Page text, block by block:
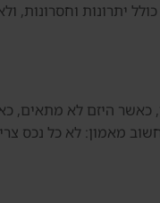
יתרונות וחסרונות,
מאמון: לא כל נכס